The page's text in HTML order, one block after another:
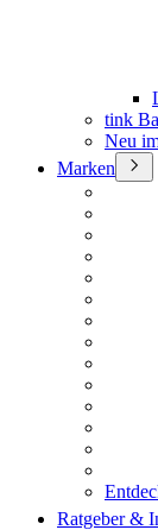
tink
Neu
Marken
Ratgeber &